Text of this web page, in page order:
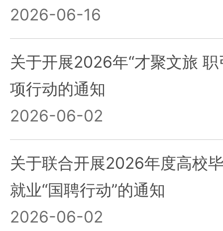
2026-06-16
关于开展2026年“才聚文旅
项行动的通知
2026-06-02
关于联合开展2026年度高校
就业“国聘行动”的通知
2026-06-02